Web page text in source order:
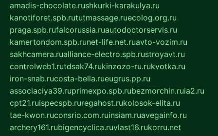
amadis-chocolate.rushkurki-karakulya.ru
kanotiforet.spb.rututmassage.ruecolog.org.ru
praga.spb.rufalcorussia.ruautodoctorservis.ru
kamertondom.spb.runet-life.net.ruavto-vozim.ru
sakhcamera.rualliance-electro.spb.rustroyavt.ru
controlweb1.rutdsak74.rukinzozo-ru.rukvotka.ru
iron-snab.rucosta-bella.rueugrus.pp.ru
associaciya39.ruprimexpo.spb.rubezmorchin.ruia2.ru
cpt21.ruispecspb.ruregahost.rukolosok-elita.ru
tae-kwon.ruconsrio.com.ruinsiam.ruavegainfo.ru
archery161.rubigencyclica.ruvlast16.rukorru.net